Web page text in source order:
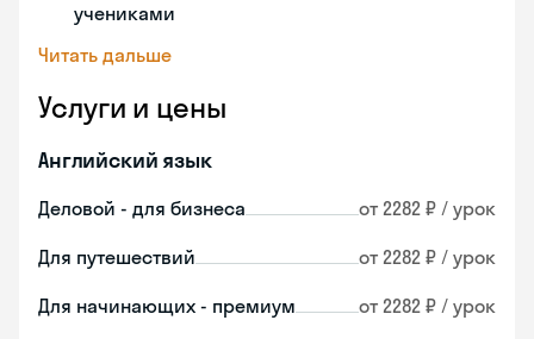
учениками
Читать дальше
Услуги и цены
Английский язык
Деловой - для бизнеса от 2282 ₽ / урок
Для путешествий от 2282 ₽ / урок
Для начинающих - премиум от 2282 ₽ / урок